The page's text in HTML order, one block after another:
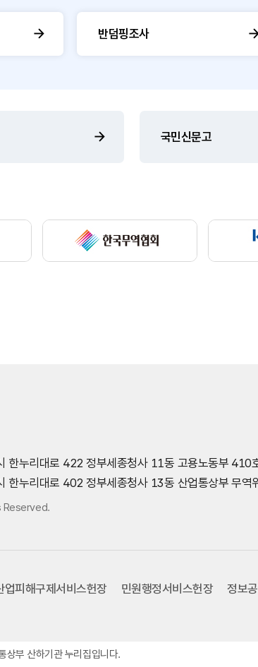
반덤핑조사
국민신문고
한누리대로 422 정부세종청사 11동 고용노동부 410
누리대로 402 정부세종청사 13동 산업통상부 무역
Reserved.
업피해구제서비스헌장 민원행정서비스헌장 정보
상부 산하기관 누리집입니다.